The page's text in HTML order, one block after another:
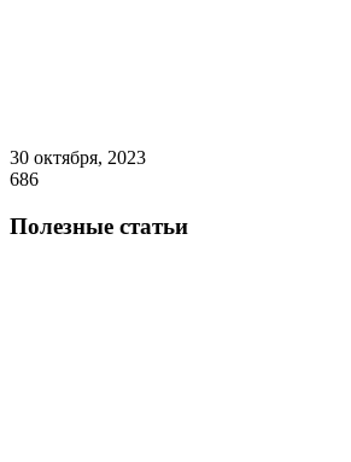
30 октября, 2023
686
Полезные статьи